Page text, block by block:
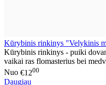
Kūrybinis rinkinys "Velykinis
Kūrybinis rinkinys - puiki
vaikai ras flomasterius bei
Nuo €1200
Daugiau